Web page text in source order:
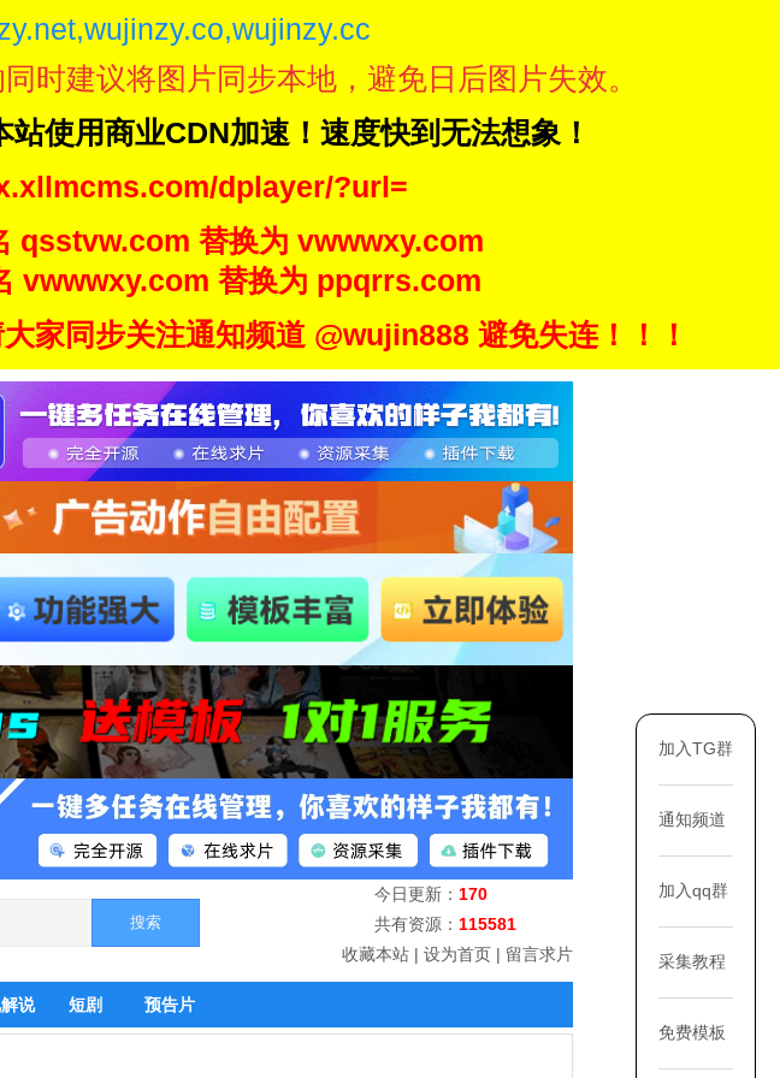
时建议将图片同步本地，避免日后图片失效。
站使用商业CDN加速！速度快到无法想象！
dplayer/?url=
qsstvw.com 替换为 vwwwxy.com
vwwwxy.com 替换为 ppqrrs.com
家同步关注通知频道 @wujin888 避免失连！！！
今日更新： 170
共有资源： 115581
收藏本站 | 设为首页 | 留言求片
说 短剧 预告片
加入TG群
通知频道
加入qq群
采集教程
免费模板